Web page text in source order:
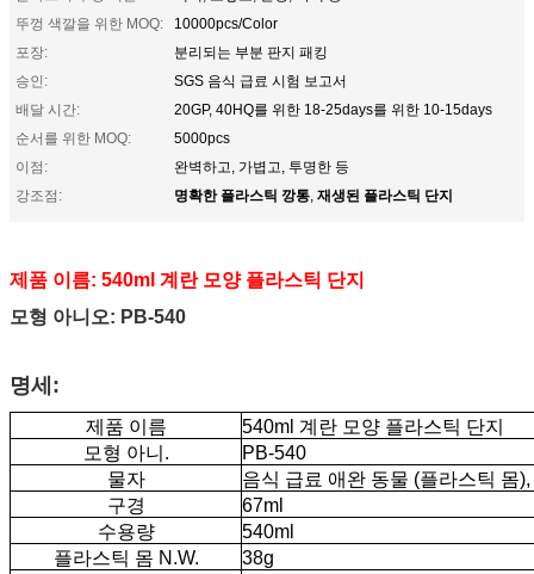
뚜껑 색깔을 위한 MOQ:
10000pcs/Color
포장:
분리되는 부분 판지 패킹
승인:
SGS 음식 급료 시험 보고서
배달 시간:
20GP, 40HQ를 위한 18-25days를 위한 10-15days
순서를 위한 MOQ:
5000pcs
이점:
완벽하고, 가볍고, 투명한 등
강조점:
명확한 플라스틱 깡통, 재생된 플라스틱 단지
제품 이름: 540ml 계란 모양 플라스틱 단지
모형 아니오: PB-540
명세:
제품 이름
540ml 계란 모양 플라스틱 단지
모형 아니.
PB-540
물자
음식 급료 애완 동물 (플라스틱 몸
구경
67ml
수용량
540ml
플라스틱 몸 N.W.
38g